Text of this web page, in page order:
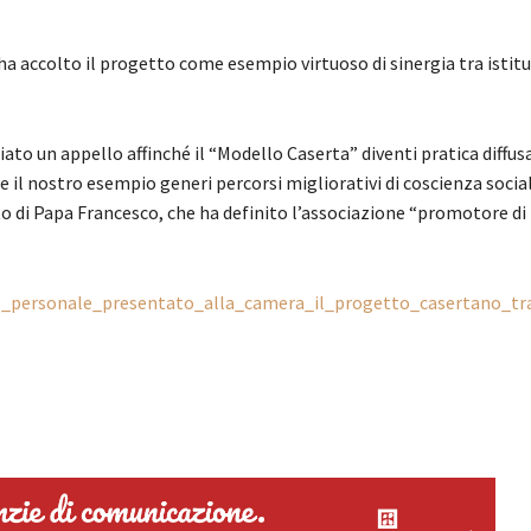
accolto il progetto come esempio virtuoso di sinergia tra
un appello affinché il “Modello Caserta” diventi pratica
nostro esempio generi percorsi migliorativi di coscienza
Papa Francesco, che ha definito l’associazione “promotore